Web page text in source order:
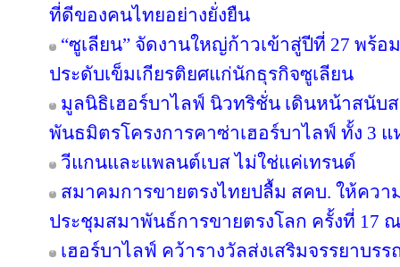
ที่ดีของคนไทยอย่างยั่งยืน
“ซูเลียน” จัดงานใหญ่ก้าวเข้าสู่ปีที่ 27 พร้
ประดับเข็มเกียรติยศแก่นักธุรกิจซูเลียน
มูลนิธิเฮอร์บาไลฟ์ นิวทริชั่น เดินหน้าสนับ
พันธมิตรโครงการคาซ่าเฮอร์บาไลฟ์ ทั้ง 3 แ
วีแกนและแพลนต์เบส ไม่ใช่แค่เทรนด์
สมาคมการขายตรงไทยปลื้ม สคบ. ให้คว
ประชุมสมาพันธ์การขายตรงโลก ครั้งที่ 17
เฮอร์บาไลฟ์ คว้ารางวัลส่งเสริมจรรยาบร